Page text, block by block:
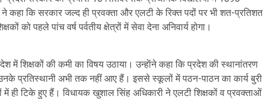
ने कहा कि सरकार जल्द ही प्रवक्ता और एलटी के रिक्त पदों पर भी शत-प्रतिशत
को पहले पांच वर्ष पर्वतीय क्षेत्रों में सेवा देना अनिवार्य होगा।
में शिक्षकों की कमी का विषय उठाया। उन्हाेंने कहा कि प्रदेश की स्थानांतरण
प्रतिस्थानी अभी तक नहीं आए हैं। इससे स्कूलों में पठन-पाठन का कार्य बुरी
ही टिके हुए हैं। विधायक खुशाल सिंह अधिकारी ने एलटी शिक्षकों व प्रवक्ताओं